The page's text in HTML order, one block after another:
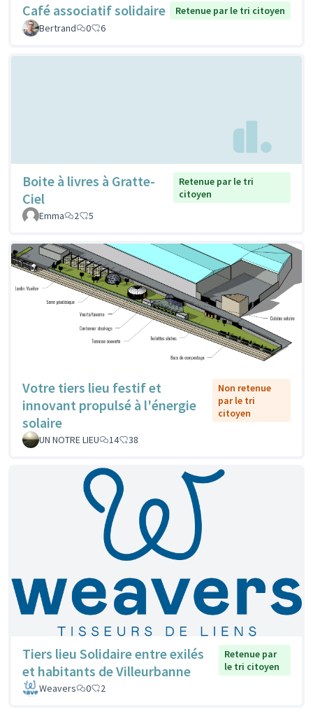
Café associatif solidaire
Retenue par le tri citoyen
Bertrand
0 6
Boite à livres à Gratte-
Ciel
Retenue par le tri
citoyen
Emma
2 5
Votre tiers lieu festif et
innovant propulsé à l'énergie
solaire
Non retenue
par le tri
citoyen
UN NOTRE LIEU 14 38
Tiers lieu Solidaire entre exilés
et habitants de Villeurbanne
Retenue par
le tri citoyen
Weavers
0 2